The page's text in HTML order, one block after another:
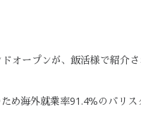
オープンが、飯活様で紹介さ
め海外就業率91.4％のバリ